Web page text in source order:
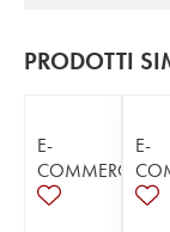
PRODOTTI
E-
COMMERCE
E-